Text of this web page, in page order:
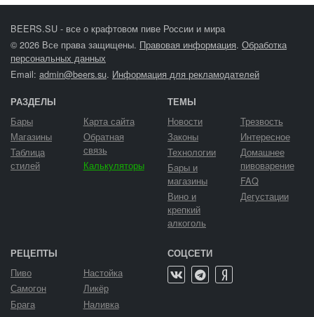
BEERS.SU - все о крафтовом пиве России и мира
© 2026 Все права защищены. Правовая информация. Обработка
персональных данных
Email: admin@beers.su. Информация для рекламодателей
РАЗДЕЛЫ
Бары
Магазины
Таблица
стилей
Карта сайта
Обратная
связь
Калькуляторы
ТЕМЫ
Новости
Законы
Технологии
Бары и
магазины
Вино и
крепкий
алкоголь
Трезвость
Интересное
Домашнее
пивоварение
FAQ
Дегустации
РЕЦЕПТЫ
Пиво
Самогон
Брага
Настойка
Ликёр
Наливка
СОЦСЕТИ